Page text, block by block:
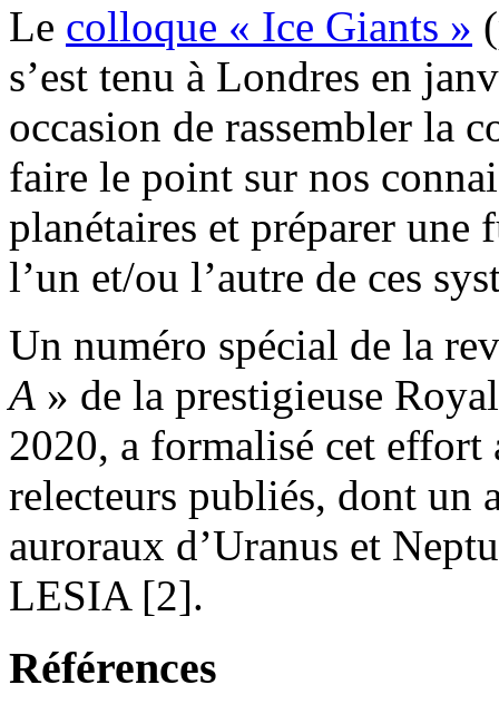
Le colloque « Ice Giants »
s’est tenu à Londres en
occasion de rassembler la
faire le point sur nos
planétaires et préparer
l’un et/ou l’autre de ces
Un numéro spécial de la
A » de la prestigieuse
2020, a formalisé cet effort
relecteurs publiés, dont un
auroraux d’Uranus et
LESIA [2].
Références